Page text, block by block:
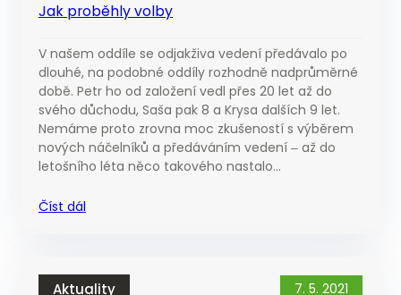
Jak proběhly volby
V našem oddíle se odjakživa vedení předávalo po
dlouhé, na podobné oddíly rozhodně nadprůměrné
době. Petr ho od založení vedl přes 20 let až do
svého důchodu, Saša pak 8 a Krysa dalších 9 let.
Nemáme proto zrovna moc zkušeností s výběrem
nových náčelníků a předáváním vedení ‒ až do
letošního léta něco takového nastalo…
Číst dál
Aktuality 7. 5. 2021